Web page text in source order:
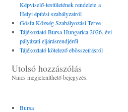
Képviselő-testületének rendelete a
Helyi építési szabályzatról
Gősfa Község Szabályozási Terve
Tájékoztató Bursa Hungarica 2026. évi
pályázati eljárásrendjéről
Tájékoztató kötelező ebösszeírásról
Utolsó hozzászólás
Nincs megjeleníthető bejegyzés.
Bursa